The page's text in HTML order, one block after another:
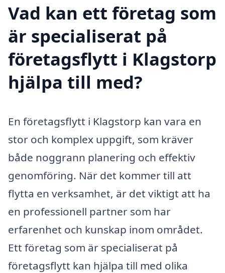
Vad kan ett företag som
är specialiserat på
företagsflytt i Klagstorp
hjälpa till med?
En företagsflytt i Klagstorp kan vara en
stor och komplex uppgift, som kräver
både noggrann planering och effektiv
genomföring. När det kommer till att
flytta en verksamhet, är det viktigt att ha
en professionell partner som har
erfarenhet och kunskap inom området.
Ett företag som är specialiserat på
företagsflytt kan hjälpa till med olika